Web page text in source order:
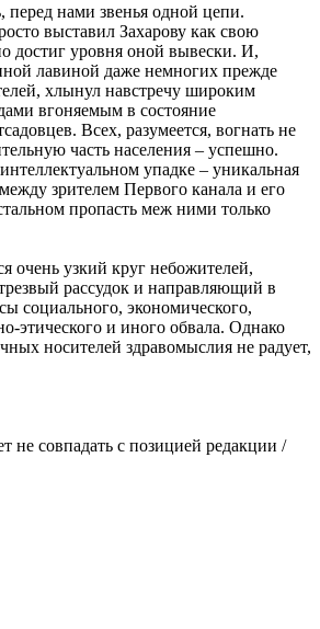
перед нами звенья одной цепи.
выставил Захарову как свою
достиг уровня оной вывески. И,
лавиной даже немногих прежде
хлынул навстречу широким
вгоняемым в состояние
Всех, разумеется, вогнать не
часть населения – успешно.
упадке – уникальная
зрителем Первого канала и его
пропасть меж ними только
очень узкий круг небожителей,
рассудок и направляющий в
социального, экономического,
этического и иного обвала. Однако
носителей здравомыслия не радует,
не совпадать с позицией редакции /